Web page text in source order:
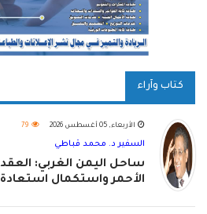
كتاب وآراء
الأربعاء, 05 أغسطس 2026 79
السفير د. محمد قباطي
ساحل اليمن الغربي:
الأحمر واستكمال استعادة